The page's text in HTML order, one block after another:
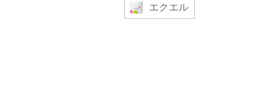
エクエル